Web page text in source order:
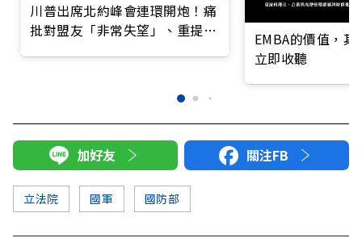
川普出席北約峰會連環開炮！痛
批對盟友「非常失望」、重提收
EMBA的價值，
立即收聽
加好友 關注FB
立法院 國軍 國防部